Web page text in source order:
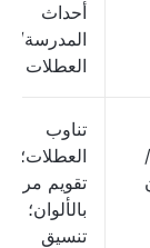
أحداث
المدرسة/
العطلات
تناوب
العطلات؛
تقويم مرمز
بالألوان؛
تنسيق